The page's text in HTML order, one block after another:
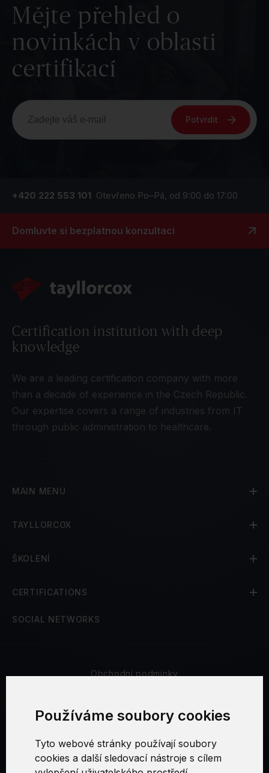
Používáme soubory cookies
Tyto webové stránky používají soubory
cookies a další sledovací nástroje s cílem
Mějte přehled o
novinkách v oblasti
certifikací
Potvrdit
+420 222 553 101 Otevřeno Po–Pá, od 9:00 do 17:00
Domluvte si bezplatnou konzultaci
Certification institution with deep
knowledge
We are a leading certification company with more
than a decade of experience in the Czech Republic.
Our expertise covers a range of industries from IT
through public administration to healthcare.
MAIN MENU
TAYLLORCOX
ŠKOLENÍ
CERTIFICATIONS
SOCIAL NETWORKS
Obchodní podmínky
Nastavení cookies